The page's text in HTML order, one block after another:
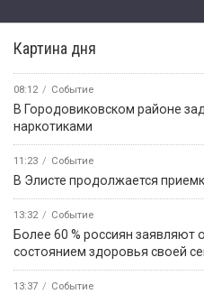
Картина дня
08:12 Событие
В Городовиковском районе
наркотиками
11:23 Событие
В Элисте продолжается
13:32 Событие
Более 60 % россиян заявляют
состоянием здоровья своей
13:37 Событие